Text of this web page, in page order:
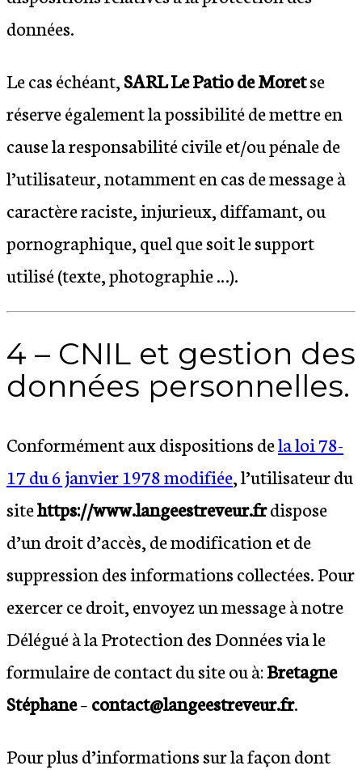
données.
Le cas échéant,SARL Le Patio de Moretse
réserve également la possibilité de mettre en
cause la responsabilité civile et/ou pénale de
l’utilisateur, notamment en cas de message à
caractère raciste, injurieux, diffamant, ou
pornographique, quel que soit le support
utilisé (texte, photographie …).
4 – CNIL et gestion des
données personnelles.
Conformément aux dispositions dela loi 78-
17 du 6 janvier 1978 modifiée, l’utilisateur du
sitehttps://www.langeestreveur.frdispose
d’un droit d’accès, de modification et de
suppression des informations collectées. Pour
exercer ce droit, envoyez un message à notre
Délégué à la Protection des Données via le
formulaire de contact du site ou à:Bretagne
Stéphane–contact@langeestreveur.fr.
Pour plus d’informations sur la façon dont